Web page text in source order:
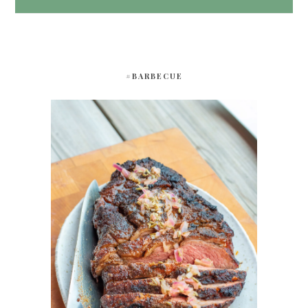
#BARBECUE